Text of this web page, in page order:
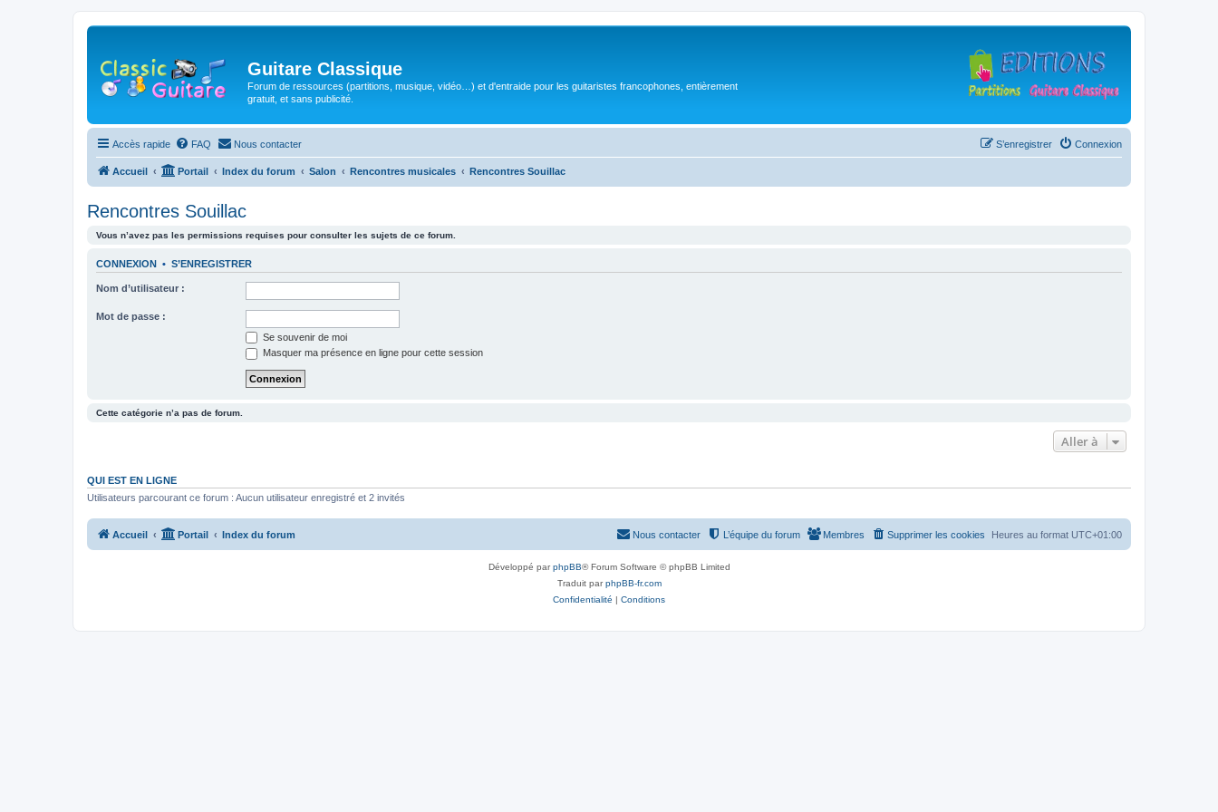
Guitare Classique
Forum de ressources (partitions, musique, vidéo…) et d'entraide pour les guitaristes francophones, entièrement
gratuit, et sans publicité.
Accès rapide FAQ Nous contacter Connexion
S’enregistrer
Accueil Portail Index du forum Salon Rencontres musicales Rencontres Souillac
Rencontres Souillac
Vous n’avez pas les permissions requises pour consulter les sujets de ce forum.
CONNEXION • S’ENREGISTRER
Nom d’utilisateur :
Mot de passe :
Se souvenir de moi
Masquer ma présence en ligne pour cette session
Cette catégorie n’a pas de forum.
Aller à
QUI EST EN LIGNE
Utilisateurs parcourant ce forum : Aucun utilisateur enregistré et 2 invités
Accueil Portail Index du forum Heures au format UTC+01:00
Supprimer les cookies
Membres
L’équipe du forum
Nous contacter
Développé parphpBB® Forum Software © phpBB Limited
Traduit parphpBB-fr.com
Confidentialité | Conditions